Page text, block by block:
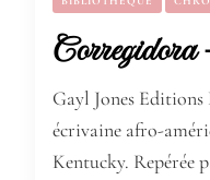
Gayl Jones Editions
écrivaine afro-
Kentucky. Repérée